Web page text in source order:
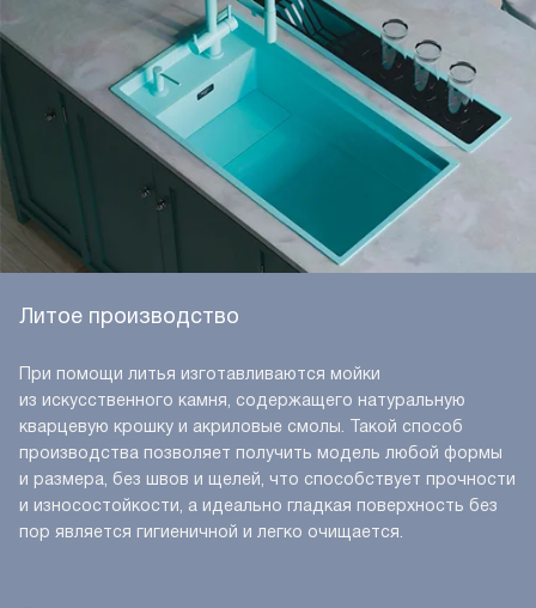
Литое производство
При помощи литья изготавливаются мойки
из искусственного камня, содержащего натуральную
кварцевую крошку и акриловые смолы. Такой способ
производства позволяет получить модель любой формы
и размера, без швов и щелей, что способствует прочности
и износостойкости, а идеально гладкая поверхность без
пор является гигиеничной и легко очищается.